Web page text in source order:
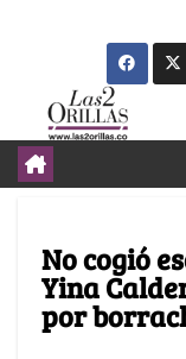
No cogió
Yina
por